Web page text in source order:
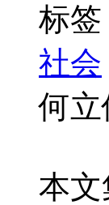
标签
社会
何
本